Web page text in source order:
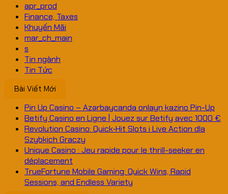
apr_prod
Finance, Taxes
Khuyến Mãi
mar_ch_main
s
Tin ngành
Tin Tức
Bài Viết Mới
Pin Up Casino – Azərbaycanda onlayn kazino Pin-Up
Betify Casino en Ligne | Jouez sur Betify avec 1000 €
Revolution Casino: Quick‑Hit Slots i Live Action dla
Szybkich Graczy
Unique Casino : Jeu rapide pour le thrill-seeker en
déplacement
TrueFortune Mobile Gaming: Quick Wins, Rapid
Sessions, and Endless Variety